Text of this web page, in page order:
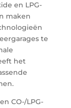
en LPG-
maken
te
het
CO-/LPG-